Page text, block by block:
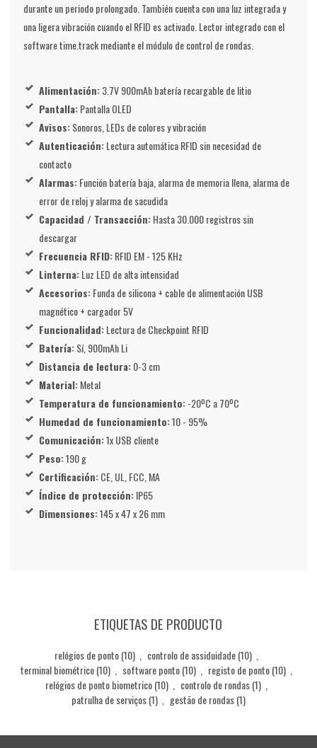
durante un periodo prolongado. También cuenta con una luz integrada y
una ligera vibración cuando el RFID es activado. Lector integrado con el
software time.track mediante el módulo de control de rondas.
Alimentación:3.7V 900mAh batería recargable de litio
Pantalla:Pantalla OLED
Avisos:Sonoros, LEDs de colores y vibración
Autenticación:Lectura automática RFID sin necesidad de
contacto
Alarmas:Función batería baja, alarma de memoria llena, alarma de
error de reloj y alarma de sacudida
Capacidad / Transacción:Hasta 30.000 registros sin
descargar
Frecuencia RFID:RFID EM - 125 KHz
Linterna:Luz LED de alta intensidad
Accesorios:Funda de silicona + cable de alimentación USB
magnético + cargador 5V
Funcionalidad:Lectura de Checkpoint RFID
Batería:Sí, 900mAh Li
Distancia de lectura:0-3 cm
Material:Metal
Temperatura de funcionamiento:-20ºC a 70ºC
Humedad de funcionamiento:10 - 95%
Comunicación:1x USB cliente
Peso:190 g
Certificación:CE, UL, FCC, MA
Índice de protección:IP65
Dimensiones:145 x 47 x 26 mm
ETIQUETAS DE PRODUCTO
relógios de ponto(10) controlo de assiduidade(10)
terminal biométrico(10) software ponto(10) registo de ponto(10)
relógios de ponto biometrico(10) controlo de rondas(1)
patrulha de serviços(1) gestão de rondas(1)